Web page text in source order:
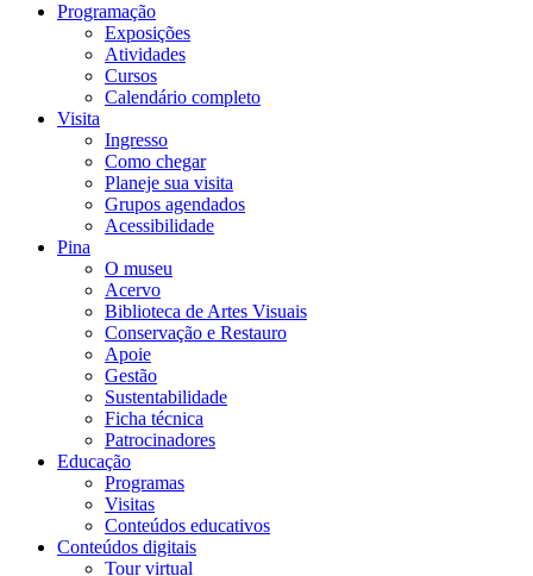
Programação
Exposições
Atividades
Cursos
Calendário completo
Visita
Ingresso
Como chegar
Planeje sua visita
Grupos agendados
Acessibilidade
Pina
O museu
Acervo
Biblioteca de Artes Visuais
Conservação e Restauro
Apoie
Gestão
Sustentabilidade
Ficha técnica
Patrocinadores
Educação
Programas
Visitas
Conteúdos educativos​
Conteúdos digitais
Tour virtual